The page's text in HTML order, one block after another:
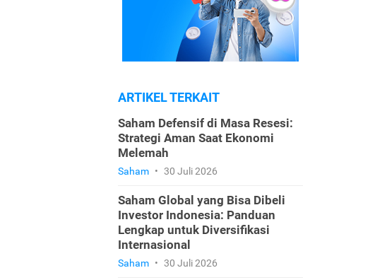
ARTIKEL TERKAIT
Saham Defensif di Masa Resesi:
Strategi Aman Saat Ekonomi
Melemah
Saham • 30 Juli 2026
Saham Global yang Bisa Dibeli
Investor Indonesia: Panduan
Lengkap untuk Diversifikasi
Internasional
Saham • 30 Juli 2026